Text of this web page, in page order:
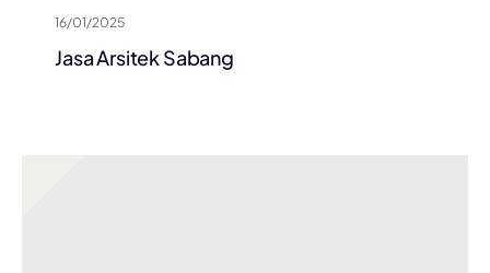
16/01/2025
Jasa Arsitek Sabang